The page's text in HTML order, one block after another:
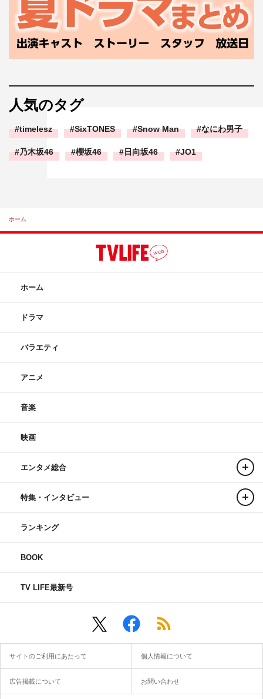
人気のタグ
timelesz SixTONES Snow Man なにわ男子
乃木坂46 櫻坂46 日向坂46 JO1
ホーム
ホーム
ドラマ
バラエティ
アニメ
音楽
映画
エンタメ総合
特集・インタビュー
ランキング
BOOK
TV LIFE最新号
サイトのご利用にあたって 個人情報について
広告掲載について お問い合わせ